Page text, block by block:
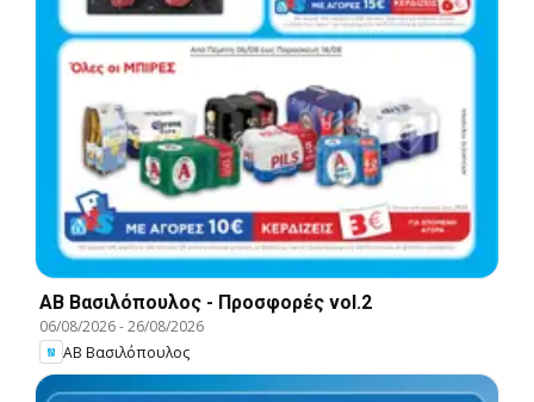
ΑΒ Βασιλόπουλος - Προσφορές vol.2
06/08/2026-26/08/2026
ΑΒ Βασιλόπουλος